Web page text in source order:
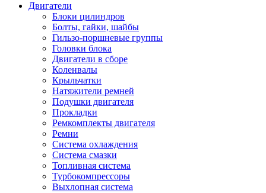
Двигатели
Блоки цилиндров
Болты, гайки, шайбы
Гильзо-поршневые группы
Головки блока
Двигатели в сборе
Коленвалы
Крыльчатки
Натяжители ремней
Подушки двигателя
Прокладки
Ремкомплекты двигателя
Ремни
Система охлаждения
Система смазки
Топливная система
Турбокомпрессоры
Выхлопная система